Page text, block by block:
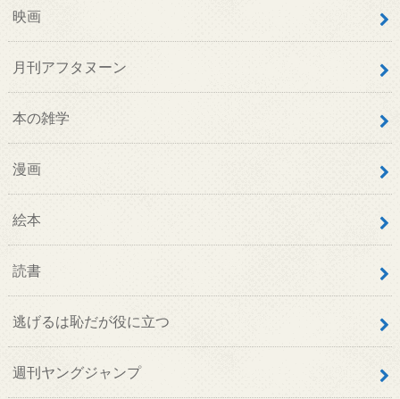
映画
月刊アフタヌーン
本の雑学
漫画
絵本
読書
逃げるは恥だが役に立つ
週刊ヤングジャンプ